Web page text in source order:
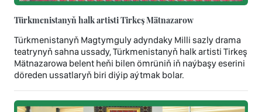
Türkmenistanyň halk artisti Tirkeş Mätnazarow
Türkmenistanyň Magtymguly adyndaky Milli sazly drama
teatrynyň sahna ussady, Türkmenistanyň halk artisti Tirkeş
Mätnazarowa belent heňi bilen ömrüniň iň naýbaşy eserini
döreden ussatlaryň biri diýip aýtmak bolar.